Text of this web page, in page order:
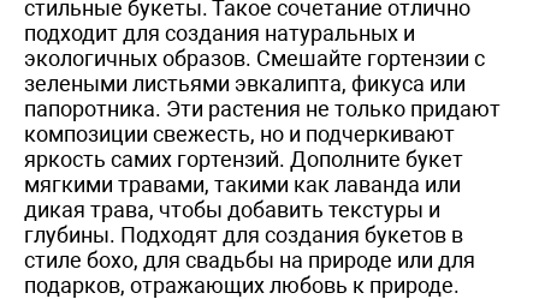
стильные букеты. Такое сочетание отлично
подходит для создания натуральных и
экологичных образов. Смешайте гортензии с
зелеными листьями эвкалипта, фикуса или
папоротника. Эти растения не только придают
композиции свежесть, но и подчеркивают
яркость самих гортензий. Дополните букет
мягкими травами, такими как лаванда или
дикая трава, чтобы добавить текстуры и
глубины. Подходят для создания букетов в
стиле бохо, для свадьбы на природе или для
подарков, отражающих любовь к природе.